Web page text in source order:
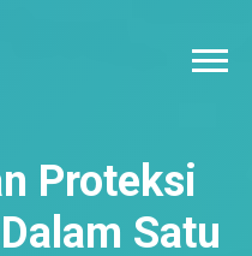
Proteksi
Satu